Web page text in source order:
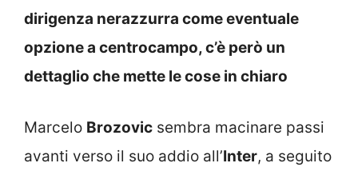
dirigenza nerazzurra come eventuale
opzione a centrocampo, c’è però un
dettaglio che mette le cose in chiaro
Marcelo Brozovic sembra macinare passi
avanti verso il suo addio all’Inter, a seguito